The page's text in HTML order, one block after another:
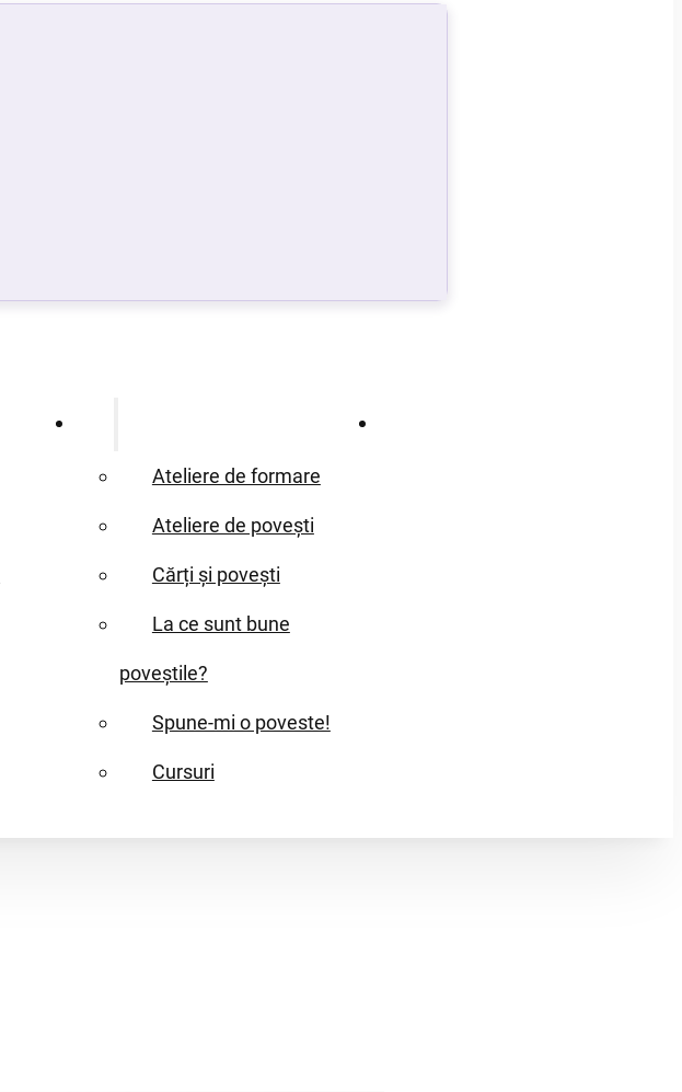
Proiecte
Ateliere de formare
Ateliere de povești
Cărți și povești
La ce sunt bune
poveștile?
Spune-mi o poveste!
Cursuri